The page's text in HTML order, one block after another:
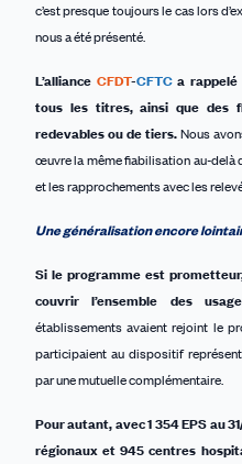
c’est presque toujours le cas lors
nous a été présenté.
L’alliance CFDT-CFTCa rappelé
tous lestitres,ainsi que des
redevables oude tiers.Nous
œuvre la même fiabilisation au-delà
et les rapprochements avec les
Une généralisation encore
Si le programme est
couvrir l’ensemble des
établissements avaient rejoint le
participaient au dispositif
par une mutuelle complémentaire.
Pour autant, avec 1 354 EPS au
régionaux et 945 centres